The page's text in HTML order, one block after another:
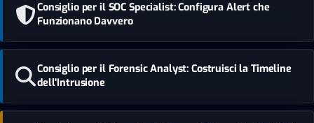
Consiglio per il SOC Specialist: Configura Alert che
Funzionano Davvero
Consiglio per il Forensic Analyst: Costruisci la Timeline
dell'Intrusione